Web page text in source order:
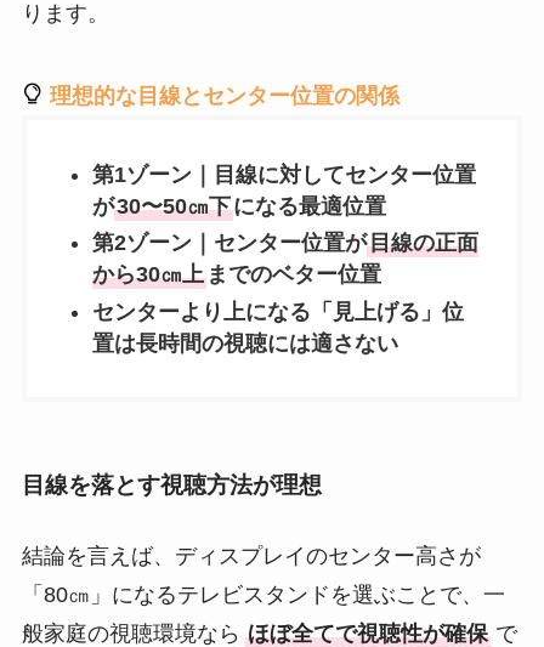
ります。
理想的な目線とセンター位置の関係
第1ゾーン｜
目線に対してセンター位置
が30〜50㎝下になる最適位置
第2ゾーン｜ センター位置が目線の正面
から30㎝上までのベター位置
センターより上になる「見上げる」位
置は長時間の視聴には適さない
目線を落とす視聴方法が理想
結論を言えば、ディスプレイのセンター高さが
「80㎝」になるテレビスタンドを選ぶことで、一
般家庭の視聴環境なら ほぼ全てで視聴性が確保 で